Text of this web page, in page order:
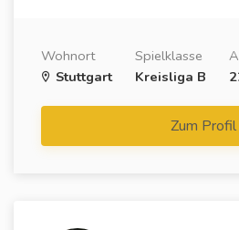
Wohnort
Stuttgart
Spielklasse
Kreisliga B
Zum Profil